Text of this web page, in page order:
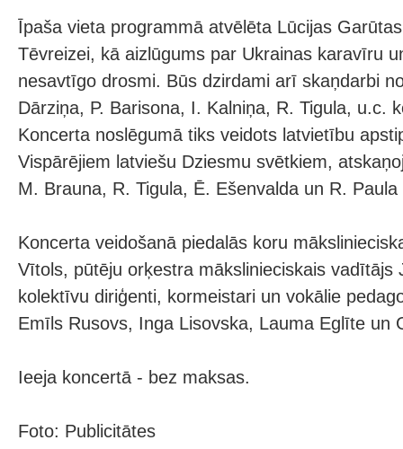
Īpaša vieta programmā atvēlēta Lūcijas
Tēvreizei, kā aizlūgums par Ukrainas karavīru
nesavtīgo drosmi. Būs dzirdami arī skaņdarbi
Dārziņa, P. Barisona, I. Kalniņa, R. Tigula, u.c.
Koncerta noslēgumā tiks veidots latvietību
Vispārējiem latviešu Dziesmu svētkiem,
M. Brauna, R. Tigula, Ē. Ešenvalda un R.
Koncerta veidošanā piedalās koru
Vītols, pūtēju orķestra mākslinieciskais vadītājs
kolektīvu diriģenti, kormeistari un vokālie
Emīls Rusovs, Inga Lisovska, Lauma Eglīte un
Ieeja koncertā - bez maksas.
Foto: Publicitātes